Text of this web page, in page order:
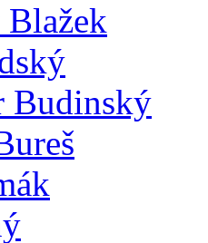
Budinský